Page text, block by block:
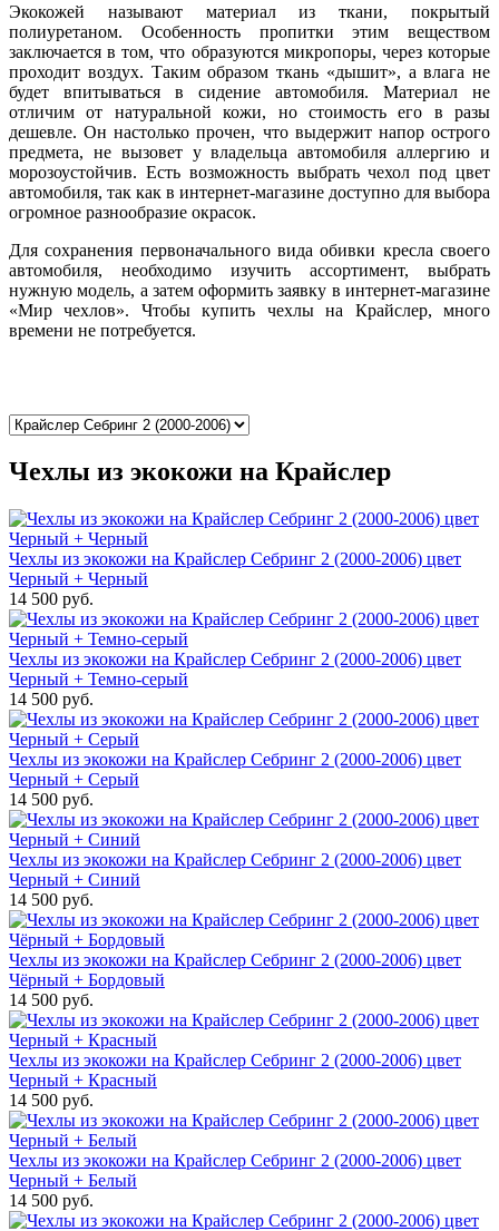
Экокожей называют материал из ткани, покрытый
полиуретаном. Особенность пропитки этим веществом
заключается в том, что образуются микропоры, через которые
проходит воздух. Таким образом ткань «дышит», а влага не
будет впитываться в сидение автомобиля. Материал не
отличим от натуральной кожи, но стоимость его в разы
дешевле. Он настолько прочен, что выдержит напор острого
предмета, не вызовет у владельца автомобиля аллергию и
морозоустойчив. Есть возможность выбрать чехол под цвет
автомобиля, так как в интернет-магазине доступно для выбора
огромное разнообразие окрасок.
Для сохранения первоначального вида обивки кресла своего
автомобиля, необходимо изучить ассортимент, выбрать
нужную модель, а затем оформить заявку в интернет-магазине
«Мир чехлов». Чтобы купить чехлы на Крайслер, много
времени не потребуется.
Чехлы из экокожи на Крайслер
Чехлы из экокожи на Крайслер Себринг 2 (2000-2006) цвет
Черный + Черный
14 500 руб.
Чехлы из экокожи на Крайслер Себринг 2 (2000-2006) цвет
Черный + Темно-серый
14 500 руб.
Чехлы из экокожи на Крайслер Себринг 2 (2000-2006) цвет
Черный + Серый
14 500 руб.
Чехлы из экокожи на Крайслер Себринг 2 (2000-2006) цвет
Черный + Синий
14 500 руб.
Чехлы из экокожи на Крайслер Себринг 2 (2000-2006) цвет
Чёрный + Бордовый
14 500 руб.
Чехлы из экокожи на Крайслер Себринг 2 (2000-2006) цвет
Черный + Красный
14 500 руб.
Чехлы из экокожи на Крайслер Себринг 2 (2000-2006) цвет
Черный + Белый
14 500 руб.